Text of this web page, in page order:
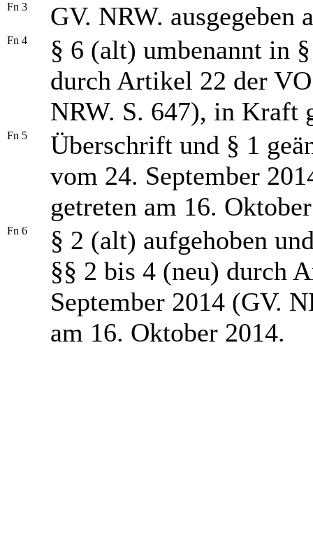
Fn 3 GV. NRW. ausgegeben
Fn 4
§ 6 (alt) umbenannt in
durch Artikel 22 der
NRW. S. 647), in Kraft
Fn 5
Überschrift und § 1
vom 24. September
getreten am 16.
Fn 6
§ 2 (alt) aufgehoben
§§ 2 bis 4 (neu) durch
September 2014 (GV.
am 16. Oktober 2014.